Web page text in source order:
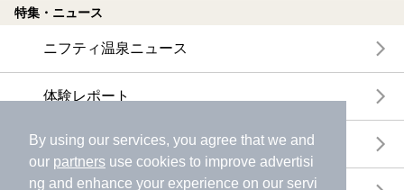
By using our services, you agree that we and
our partners use cookies to improve advertisi
ng and enhance your experience on our servi
特集・ニュース
ニフティ温泉ニュース
体験レポート
口コミを見る